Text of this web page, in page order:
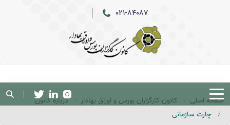
021-84087
صفحه اصلی کانون کارگزاران بورس و اوراق بهادار
درباره کانون
چارت سازمانی